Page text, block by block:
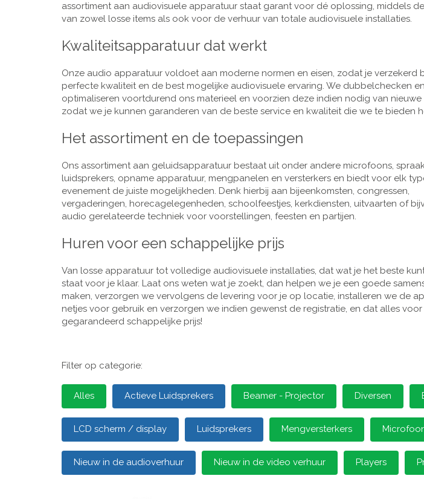
assortiment aan audiovisuele apparatuur staat garant voor dé oplossing, middels
van zowel losse items als ook voor de verhuur van totale audiovisuele installaties.
Kwaliteitsapparatuur dat werkt
Onze audio apparatuur voldoet aan moderne normen en eisen, zodat je verzekerd
perfecte kwaliteit en de best mogelijke audiovisuele ervaring. We dubbelchecken en
optimaliseren voortdurend ons materieel en voorzien deze indien nodig van nieuwe
zodat we je kunnen garanderen van de beste service en kwaliteit die we te bieden
Het assortiment en de toepassingen
Ons assortiment aan geluidsapparatuur bestaat uit onder andere microfoons,
luidsprekers, opname apparatuur, mengpanelen en versterkers en biedt voor elk
evenement de juiste mogelijkheden. Denk hierbij aan bijeenkomsten, congressen,
vergaderingen, horecagelegenheden, schoolfeestjes, kerkdiensten, uitvaarten of
audio gerelateerde techniek voor voorstellingen, feesten en partijen.
Huren voor een schappelijke prijs
Van losse apparatuur tot volledige audiovisuele installaties, dat wat je het beste
staat voor je klaar. Laat ons weten wat je zoekt, dan helpen we je een goede
maken, verzorgen we vervolgens de levering voor je op locatie, installeren we de
netjes voor gebruik en verzorgen we indien gewenst de registratie, en dat alles voor
gegarandeerd schappelijke prijs!
Filter op categorie:
Alles Actieve Luidsprekers Beamer - Projector Diversen
LCD scherm / display Luidsprekers Mengversterkers
Nieuw in de audioverhuur Nieuw in de video verhuur Players